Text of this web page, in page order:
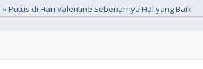
» Putus di Hari Valentine Sebenarnya Hal yang Baik